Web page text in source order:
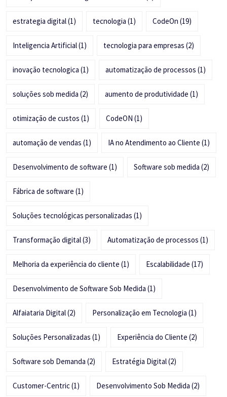
estrategia digital(1) tecnologia (1) CodeOn (19)
Inteligencia Artificial(1) tecnologia para empresas (2)
inovação tecnologica (1) automatização de processos (1)
soluções sob medida (2) aumento de produtividade (1)
otimização de custos (1) CodeON (1)
automação de vendas (1) IA no Atendimento ao Cliente (1)
Desenvolvimento de software (1) Software sob medida (2)
Fábrica de software (1)
Soluções tecnológicas personalizadas (1)
Transformação digital(3) Automatização de processos (1)
Melhoria da experiência do cliente (1) Escalabilidade (17)
Desenvolvimento de Software Sob Medida (1)
Alfaiataria Digital(2) Personalização em Tecnologia (1)
Soluções Personalizadas (1) Experiência do Cliente (2)
Software sob Demanda (2) Estratégia Digital(2)
Customer-Centric(1) Desenvolvimento Sob Medida (2)